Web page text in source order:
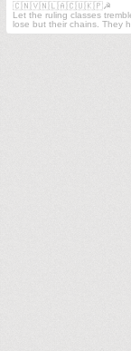
🇨🇳🇻🇳🇱🇦🇨🇺🇰🇵☭
Let the ruling classes
lose but their chains. They